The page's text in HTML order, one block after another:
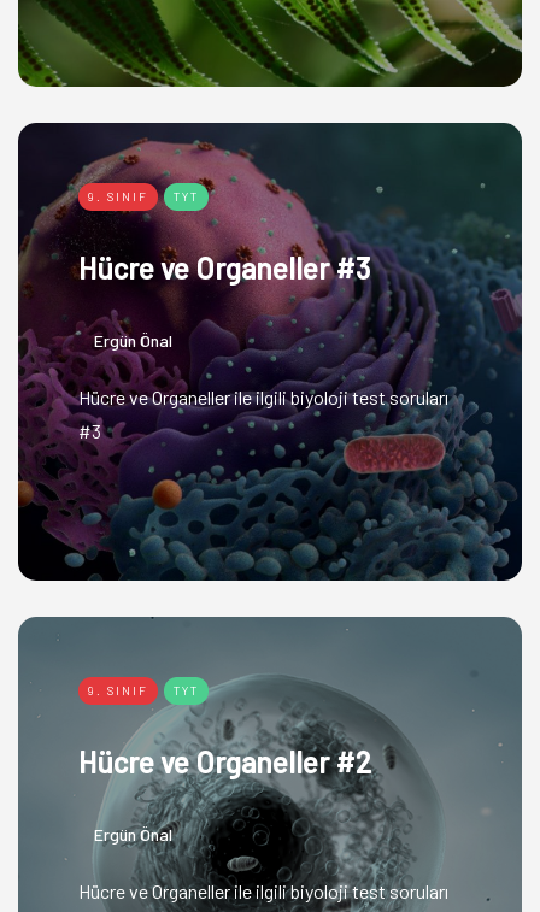
9. SINIF TYT
Hücre ve Organeller #3
Ergün Önal
Hücre ve Organeller ile ilgili biyoloji test soruları
#3
9. SINIF TYT
Hücre ve Organeller #2
Ergün Önal
Hücre ve Organeller ile ilgili biyoloji test soruları